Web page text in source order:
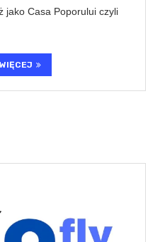
jako Casa Poporului czyli